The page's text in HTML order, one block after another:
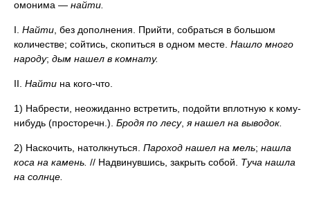
омонима — найти.
I. Найти , без дополнения. Прийти, собраться в большом
количестве; сойтись, скопиться в одном месте. Нашло много
народу; дым нашел в комнату.
II. Найти на кого-что.
1) Набрести, неожиданно встретить, подойти вплотную к кому-
нибудь (просторечн.). Бродя по лесу, я нашел на выводок.
2) Наскочить, натолкнуться. Пароход нашел на мель; нашла
коса на камень. // Надвинувшись, закрыть собой. Туча нашла
на солнце.